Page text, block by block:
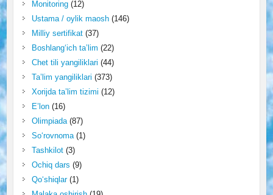
Monitoring(12)
Ustama / oylik maosh(146)
Milliy sertifikat(37)
Boshlang‘ich ta’lim (22)
Chet tili yangiliklari (44)
Ta’lim yangiliklari (373)
Xorijda ta’lim tizimi (12)
E’lon(16)
Olimpiada(87)
So‘rovnoma(1)
Tashkilot(3)
Ochiq dars (9)
Qo‘shiqlar(1)